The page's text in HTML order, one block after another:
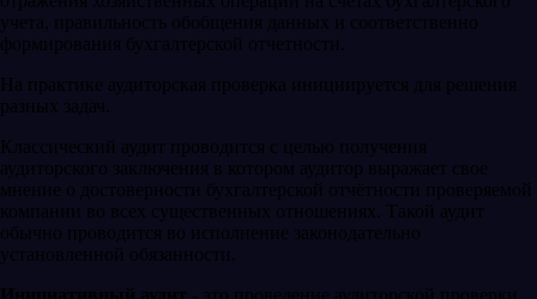
учета, правильность обобщения данных и соответственно
формирования бухгалтерской отчетности.
На практике аудиторская проверка инициируется для решения
разных задач.
Классический аудит проводится с целью получения
аудиторского заключения в котором аудитор выражает свое
мнение о достоверности бухгалтерской отчётности проверяемой
компании во всех существенных отношениях. Такой аудит
обычно проводится во исполнение законодательно
установленной обязанности.
Инициативный аудит - это проведение аудиторской проверки